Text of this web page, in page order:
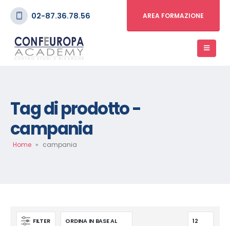
02-87.36.78.56 AREA FORMAZIONE
Tag di prodotto -
campania
Home » campania
FILTER